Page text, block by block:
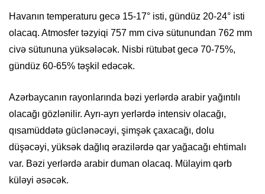
Havanın temperaturu gecə 15-17° isti, gündüz 20-24° isti
olacaq. Atmosfer təzyiqi 757 mm civə sütunundan 762 mm
civə sütununa yüksələcək. Nisbi rütubət gecə 70-75%,
gündüz 60-65% təşkil edəcək.
Azərbaycanın rayonlarında bəzi yerlərdə arabir yağıntılı
olacağı gözlənilir. Ayrı-ayrı yerlərdə intensiv olacağı,
qısamüddətə güclənəcəyi, şimşək çaxacağı, dolu
düşəcəyi, yüksək dağlıq ərazilərdə qar yağacağı ehtimalı
var. Bəzi yerlərdə arabir duman olacaq. Mülayim qərb
küləyi əsəcək.